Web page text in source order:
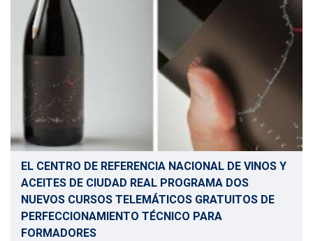
EL CENTRO DE REFERENCIA NACIONAL DE VINOS Y
ACEITES DE CIUDAD REAL PROGRAMA DOS
NUEVOS CURSOS TELEMÁTICOS GRATUITOS DE
PERFECCIONAMIENTO TÉCNICO PARA
FORMADORES